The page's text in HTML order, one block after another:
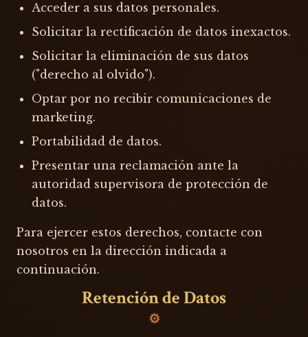
Acceder a sus datos personales.
Solicitar la rectificación de datos inexactos.
Solicitar la eliminación de sus datos
("derecho al olvido").
Optar por no recibir comunicaciones de
marketing.
Portabilidad de datos.
Presentar una reclamación ante la
autoridad supervisora de protección de
datos.
Para ejercer estos derechos, contacte con
nosotros en la dirección indicada a
continuación.
Retención de Datos